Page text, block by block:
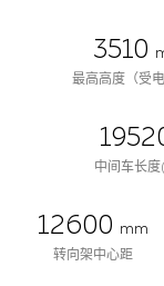
3510
最高高度（受电
中间车长
12600 mm
转向架中心距